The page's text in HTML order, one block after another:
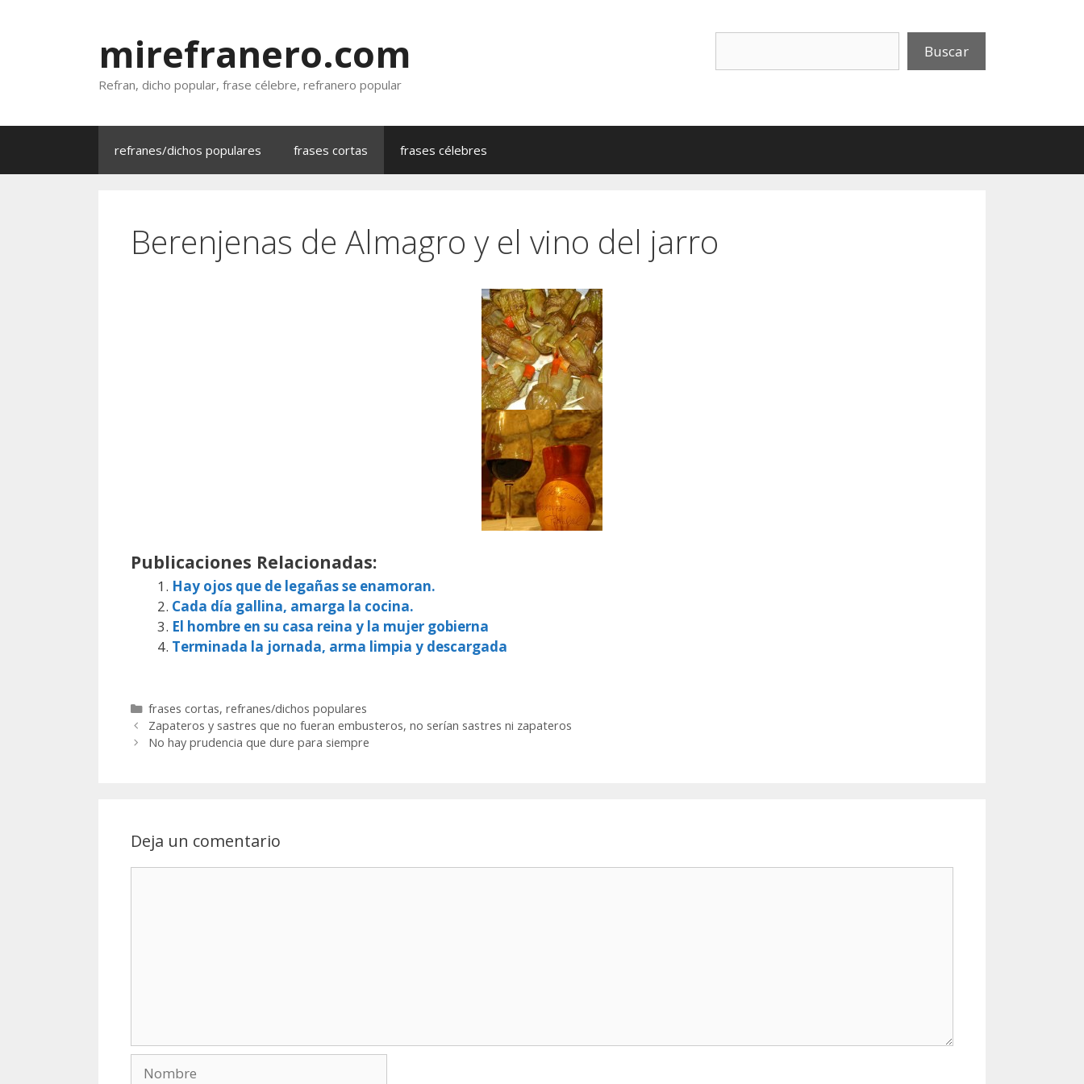
Buscar
mirefranero.com
Refran, dicho popular, frase célebre, refranero popular
refranes/dichos populares frases cortas frases célebres
Berenjenas de Almagro y el vino del jarro
Publicaciones Relacionadas:
Hay ojos que de legañas se enamoran.
Cada día gallina, amarga la cocina.
El hombre en su casa reina y la mujer gobierna
Terminada la jornada, arma limpia y descargada
Categorías
frases cortas, refranes/dichos populares
Zapateros y sastres que no fueran embusteros, no serían sastres ni zapateros
No hay prudencia que dure para siempre
Deja un comentario